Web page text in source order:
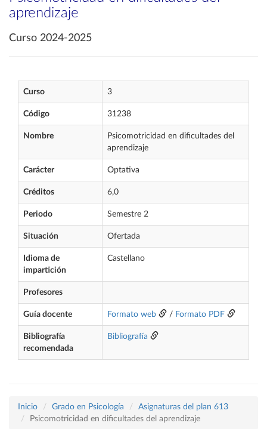
aprendizaje
Curso 2024-2025
Curso 3
Código 31238
Nombre
Psicomotricidad en dificultades del
aprendizaje
Carácter Optativa
Créditos 6,0
Periodo Semestre 2
Situación Ofertada
Idioma de
impartición
Castellano
Profesores
Guía docente Formato web / Formato PDF
Bibliografía
recomendada
Bibliografía
Inicio Grado en Psicología
Asignaturas del plan 613
Psicomotricidad en dificultades del aprendizaje